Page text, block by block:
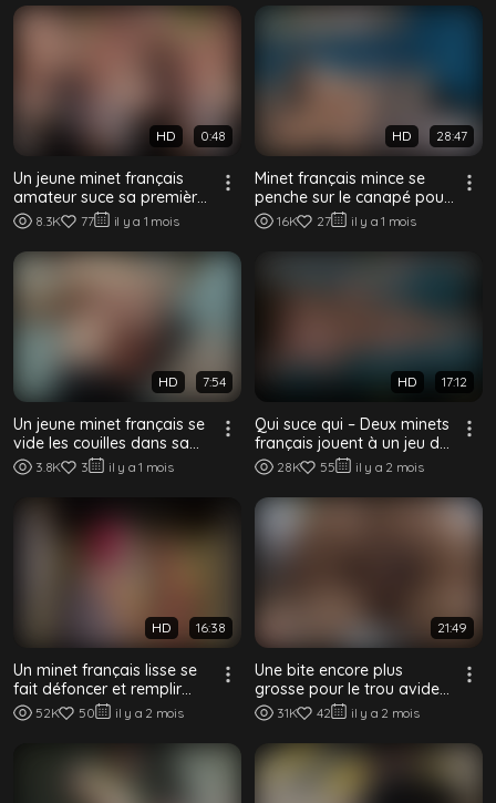
HD 0:48
Un jeune minet français
amateur suce sa première
bite en plein air dans les
bois
8.3K 77 il y a 1 mois
HD 28:47
Minet français mince se
penche sur le canapé pour
une baise sans capote
16K 27 il y a 1 mois
HD 7:54
Un jeune minet français se
vide les couilles dans sa
salle de bain
3.8K 3 il y a 1 mois
HD 17:12
Qui suce qui – Deux minets
français jouent à un jeu de
pipe coquin
28K 55 il y a 2 mois
HD 16:38
Un minet français lisse se
fait défoncer et remplir
sans capote – Anulingus
intens...
52K 50 il y a 2 mois
21:49
Une bite encore plus
grosse pour le trou avide
du minet français
31K 42 il y a 2 mois